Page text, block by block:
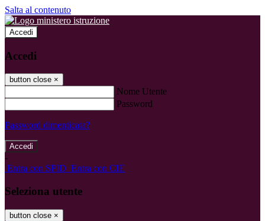
Salta al contenuto
Accedi
Accedi
button close ×
Nome Utente
Password
Password dimenticata?
-
Entra con SPID Entra con CIE
Seleziona utente
button close ×